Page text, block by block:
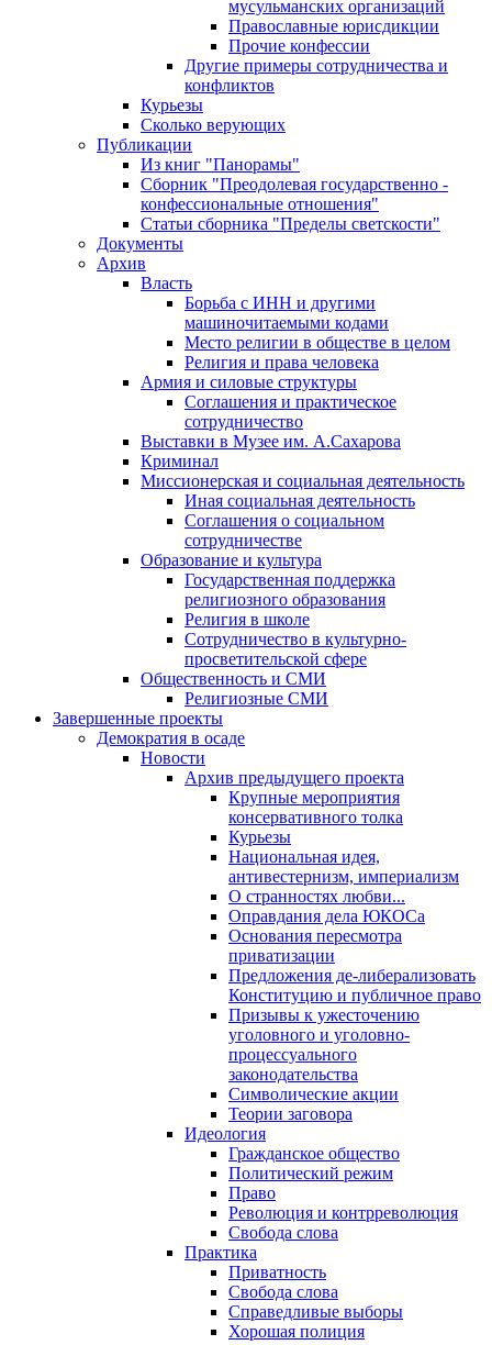
мусульманских организаций
Православные юрисдикции
Прочие конфессии
Другие примеры сотрудничества и
конфликтов
Курьезы
Сколько верующих
Публикации
Из книг "Панорамы"
Сборник "Преодолевая государственно -
конфессиональные отношения"
Статьи сборника "Пределы светскости"
Документы
Архив
Власть
Борьба с ИНН и другими
машиночитаемыми кодами
Место религии в обществе в целом
Религия и права человека
Армия и силовые структуры
Соглашения и практическое
сотрудничество
Выставки в Музее им. А.Сахарова
Криминал
Миссионерская и социальная деятельность
Иная социальная деятельность
Соглашения о социальном
сотрудничестве
Образование и культура
Государственная поддержка
религиозного образования
Религия в школе
Сотрудничество в культурно-
просветительской сфере
Общественность и СМИ
Религиозные СМИ
Завершенные проекты
Демократия в осаде
Новости
Архив предыдущего проекта
Крупные мероприятия
консервативного толка
Курьезы
Национальная идея,
антивестернизм, империализм
О странностях любви...
Оправдания дела ЮКОСа
Основания пересмотра
приватизации
Предложения де-либерализовать
Конституцию и публичное право
Призывы к ужесточению
уголовного и уголовно-
процессуального
законодательства
Символические акции
Теории заговора
Идеология
Гражданское общество
Политический режим
Право
Революция и контрреволюция
Свобода слова
Практика
Приватность
Свобода слова
Справедливые выборы
Хорошая полиция